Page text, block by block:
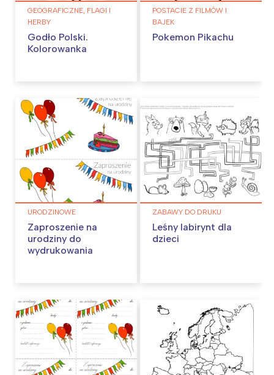
GEOGRAFICZNE, FLAGI I
HERBY
Godło Polski.
Kolorowanka
POSTACIE Z FILMÓW I
BAJEK
Pokemon Pikachu
URODZINOWE
Zaproszenie na
urodziny do
wydrukowania
ZABAWY DO DRUKU
Leśny labirynt dla
dzieci